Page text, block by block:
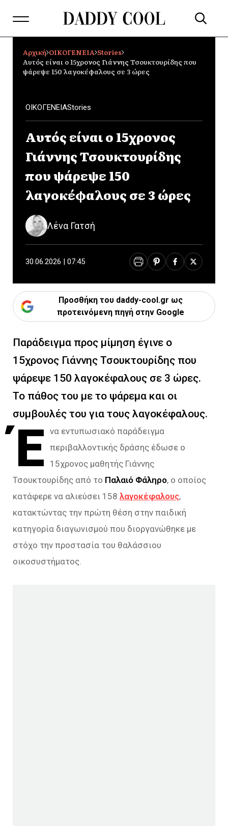
Αρχική ΟΙΚΟΓΕΝΕΙΑ Stories
Αυτός είναι ο 15χρονος Γιάννης Τσουκτουρίδης που
ψάρεψε 150 λαγοκέφαλους σε 3 ώρες
ΟΙΚΟΓΕΝΕΙΑStories
Αυτός είναι ο 15χρονος
Γιάννης Τσουκτουρίδης
που ψάρεψε 150
λαγοκέφαλους σε 3 ώρες
Λένα Γατσή
30.06.2026 | 07:45
Προσθήκη του daddy-cool.gr ως
προτεινόμενη πηγή στην Google
Παράδειγμα προς μίμηση έγινε ο
15χρονος Γιάννης Τσουκτουρίδης που
ψάρεψε 150 λαγοκέφαλους σε 3 ώρες.
Το πάθος του με το ψάρεμα και οι
συμβουλές του για τους λαγοκέφαλους.
Έ
να εντυπωσιακό παράδειγμα
περιβαλλοντικής δράσης έδωσε ο
15χρονος μαθητής Γιάννης
Τσουκτουρίδης από το Παλαιό Φάληρο, ο οποίος
κατάφερε να αλιεύσει 158 λαγοκέφαλους,
κατακτώντας την πρώτη θέση στην παιδική
κατηγορία διαγωνισμού που διοργανώθηκε με
στόχο την προστασία του θαλάσσιου
οικοσυστήματος.